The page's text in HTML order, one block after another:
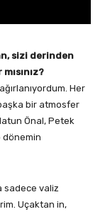
sizi derinden
Her
bir atmosfer
Önal, Petek
dönemin
sadece valiz
Uçaktan in,